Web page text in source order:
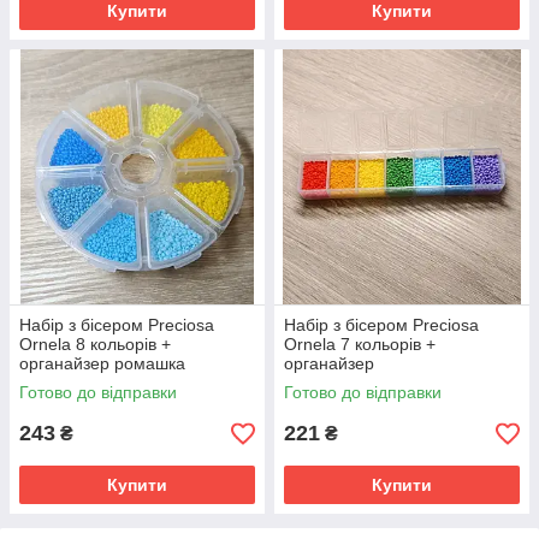
Купити Купити
Набір з бісером Preciosa
Ornela 8 кольорів +
органайзер ромашка
Готово до відправки
243 ₴
Купити
Набір з бісером Preciosa
Ornela 7 кольорів +
органайзер
Готово до відправки
221 ₴
Купити